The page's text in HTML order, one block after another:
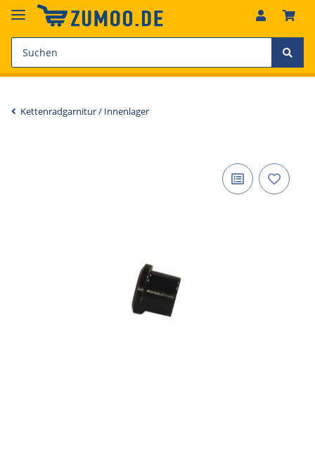
Kettenradgarnitur / Innenlager